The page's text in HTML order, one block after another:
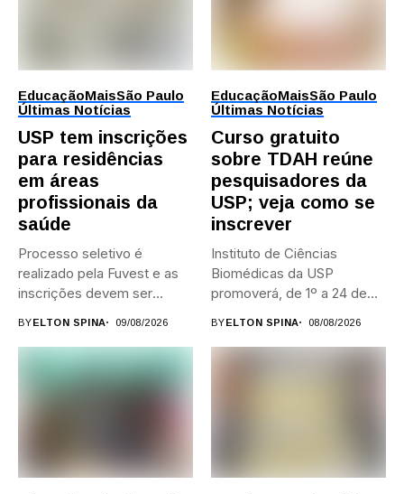
EducaçãoMaisSão Paulo
Últimas Notícias
USP tem inscrições
para residências
em áreas
profissionais da
saúde
Processo seletivo é
realizado pela Fuvest e as
inscrições devem ser
BYELTON SPINA 09/08/2026
EducaçãoMaisSão Paulo
Últimas Notícias
Curso gratuito
sobre TDAH reúne
pesquisadores da
USP; veja como se
inscrever
Instituto de Ciências
Biomédicas da USP
promoverá, de 1º a 24 de...
BYELTON SPINA 08/08/2026